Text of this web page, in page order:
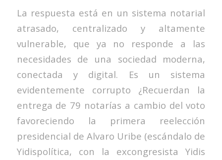
La respuesta está en un sistema notarial
atrasado, centralizado y altamente
vulnerable, que ya no responde a las
necesidades de una sociedad moderna,
conectada y digital. Es un sistema
evidentemente corrupto ¿Recuerdan la
entrega de 79 notarías a cambio del voto
favoreciendo la primera reelección
presidencial de Alvaro Uribe (escándalo de
Yidispolítica, con la excongresista Yidis